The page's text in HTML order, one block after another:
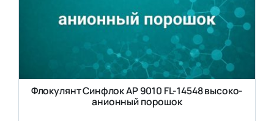
Флокулянт Синфлок AP 9010 FL-14548 высоко-
анионный порошок